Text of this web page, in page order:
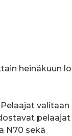
heinäkuun
valitaan
pelaajat
N70 sekä